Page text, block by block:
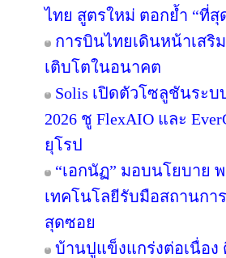
ไทย สูตรใหม่ ตอกย้ำ “ที่
การบินไทยเดินหน้าเสริ
เติบโตในอนาคต
Solis เปิดตัวโซลูชันระบ
2026 ชู FlexAIO และ
ยุโรป
“เอกนัฏ” มอบนโยบาย
เทคโนโลยีรับมือสถานก
สุดซอย
บ้านปูแข็งแกร่งต่อเนื่อง